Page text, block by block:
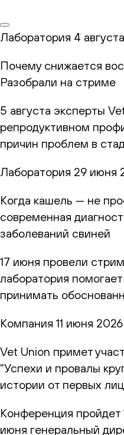
Лаборатория 4
Почему снижается
Разобрали на стриме
5 августа эксперты
репродуктивном
причин проблем в
Лаборатория 29 июня
Когда кашель — не
современная
заболеваний свиней
17 июня провели
лаборатория
принимать
Компания 11 июня 2026
Vet Union примет
"Успехи и провалы
истории от первых
Конференция пройдет
июня генеральный